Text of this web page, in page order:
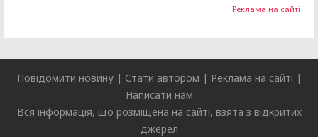
Реклама на сайті
Повідомити новину| Стати автором | Реклама на сайті |
Написати нам
Вся інформація, що розміщена на сайті, взята з відкритих
джерел